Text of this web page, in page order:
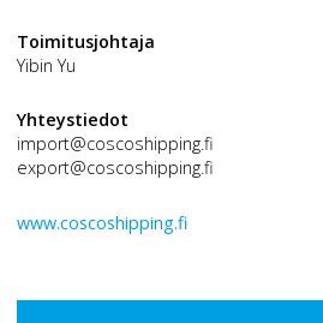
Toimitusjohtaja
Yibin Yu
Yhteystiedot
import@coscoshipping.fi
export@coscoshipping.fi
www.coscoshipping.fi